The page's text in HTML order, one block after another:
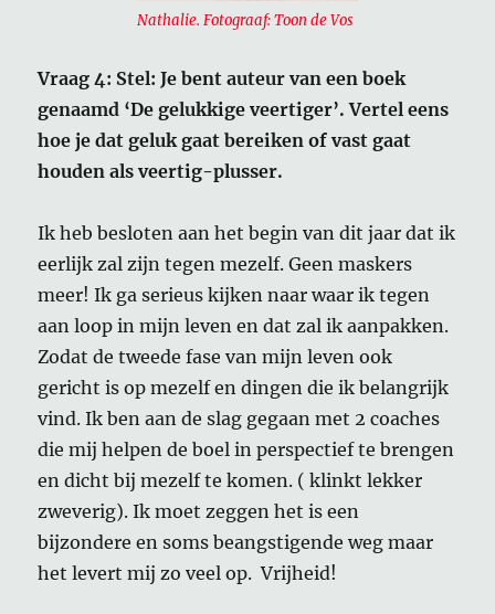
Nathalie. Fotograaf: Toon de Vos
Vraag 4: Stel: Je bent auteur van een boek
genaamd ‘De gelukkige veertiger’. Vertel eens
hoe je dat geluk gaat bereiken of vast gaat
houden als veertig-plusser.
Ik heb besloten aan het begin van dit jaar dat ik
eerlijk zal zijn tegen mezelf. Geen maskers
meer! Ik ga serieus kijken naar waar ik tegen
aan loop in mijn leven en dat zal ik aanpakken.
Zodat de tweede fase van mijn leven ook
gericht is op mezelf en dingen die ik belangrijk
vind. Ik ben aan de slag gegaan met 2 coaches
die mij helpen de boel in perspectief te brengen
en dicht bij mezelf te komen. ( klinkt lekker
zweverig). Ik moet zeggen het is een
bijzondere en soms beangstigende weg maar
het levert mij zo veel op. Vrijheid!